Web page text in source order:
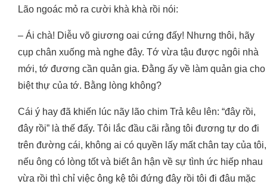
Lão ngoác mỏ ra cười khà khà rồi nói:
– Ái chà! Diễu võ giương oai cứng đấy! Nhưng thôi, hãy
cụp chân xuống mà nghe đây. Tớ vừa tậu được ngôi nhà
mới, tớ đương cần quản gia. Đằng ấy về làm quản gia cho
biệt thự của tớ. Bằng lòng không?
Cái ý hay đã khiến lúc nãy lão chim Trả kêu lên: “đây rồi,
đây rồi” là thế đấy. Tôi lắc đầu cãi rằng tôi đương tự do đi
trên đường cái, không ai có quyền lấy mất chân tay của tôi,
nếu ông có lòng tốt và biết ân hận về sự tình ức hiếp nhau
vừa rồi thì chỉ việc ông kệ tôi đứng đây rồi tôi đi đâu mặc